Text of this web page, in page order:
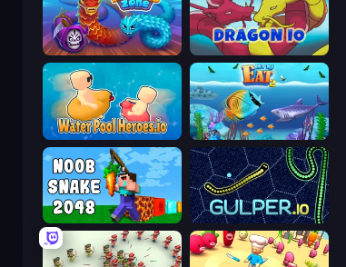
Worms.Zone Dragon.io
Water Pool Heroes.io Let Me Eat 2: Feeding Madness
Noob Snake 2048 Gulper.io